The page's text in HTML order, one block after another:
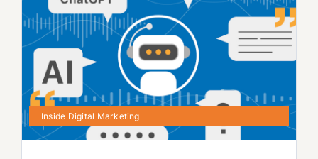
Inside Digital Marketing